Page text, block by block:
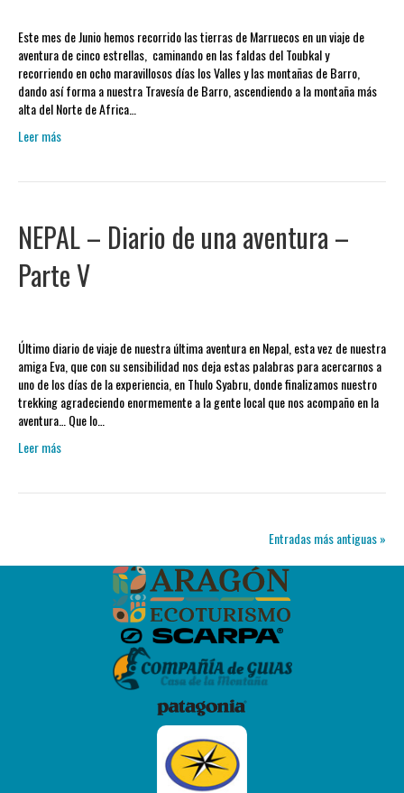
Este mes de Junio hemos recorrido las tierras de Marruecos en un viaje de
aventura de cinco estrellas, caminando en las faldas del Toubkal y
recorriendo en ocho maravillosos días los Valles y las montañas de Barro,
dando así forma a nuestra Travesía de Barro, ascendiendo a la montaña más
alta del Norte de Africa…
Leer más
NEPAL – Diario de una aventura –
Parte V
Último diario de viaje de nuestra última aventura en Nepal, esta vez de nuestra
amiga Eva, que con su sensibilidad nos deja estas palabras para acercarnos a
uno de los días de la experiencia, en Thulo Syabru, donde finalizamos nuestro
trekking agradeciendo enormemente a la gente local que nos acompaño en la
aventura… Que lo…
Leer más
Entradas más antiguas »